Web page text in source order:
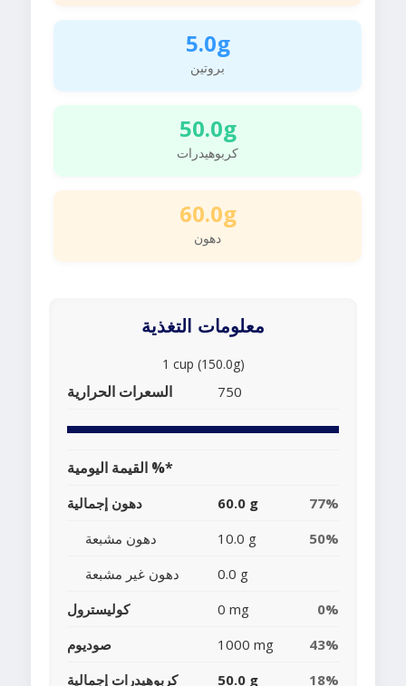
5.0g
بروتين
50.0g
كربوهيدرات
60.0g
دهون
معلومات التغذية
1 cup (150.0g)
السعرات الحرارية 750
القيمة اليومية %*
دهون إجمالية 60.0 g
77%
دهون مشبعة
10.0 g
50%
دهون غير مشبعة
0.0 g
كوليسترول
0 mg
0%
صوديوم
1000 mg
43%
كربوهيدرات إجمالية
50.0 g 18%